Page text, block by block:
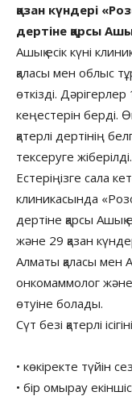
қазан күндері
дертіне қарсы
Ашық есік күні
қаласы мен облыс
өткізді.
кеңестерін берді.
қатерлі дертінің
тексеруге жіберілді.
Естеріңізге сала
клиникасында
дертіне қарсы Ашық
және 29 қазан
Алматы қаласы
онкомаммолог
өтуіне болады.
Сүт безі қатерлі
• көкіректе түйін
• бір омырау